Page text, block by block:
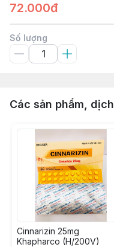
72.000đ
Số lượng
Các sản phẩm,
Cinnarizin 25mg
Khapharco (H/200V)